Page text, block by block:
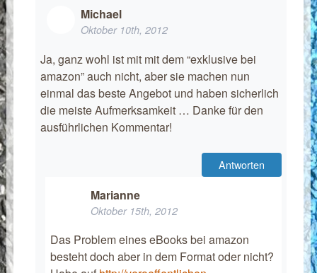
Michael
Oktober 10th, 2012
Ja, ganz wohl ist mit mit dem “exklusive bei
amazon” auch nicht, aber sie machen nun
einmal das beste Angebot und haben sicherlich
die meiste Aufmerksamkeit … Danke für den
ausführlichen Kommentar!
Antworten
Marianne
Oktober 15th, 2012
Das Problem eines eBooks bei amazon
besteht doch aber in dem Format oder nicht?